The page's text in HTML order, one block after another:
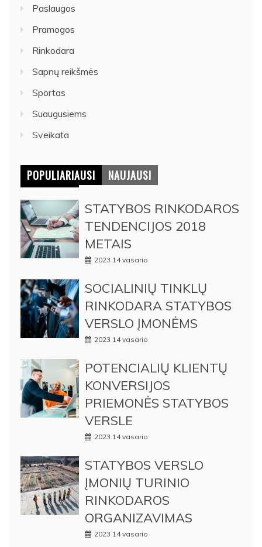
Paslaugos
Pramogos
Rinkodara
Sapnų reikšmės
Sportas
Suaugusiems
Sveikata
POPULIARIAUSI NAUJAUSI
STATYBOS RINKODAROS
TENDENCIJOS 2018
METAIS
2023 14 vasario
SOCIALINIŲ TINKLŲ
RINKODARA STATYBOS
VERSLO ĮMONĖMS
2023 14 vasario
POTENCIALIŲ KLIENTŲ
KONVERSIJOS
PRIEMONĖS STATYBOS
VERSLE
2023 14 vasario
STATYBOS VERSLO
ĮMONIŲ TURINIO
RINKODAROS
ORGANIZAVIMAS
2023 14 vasario